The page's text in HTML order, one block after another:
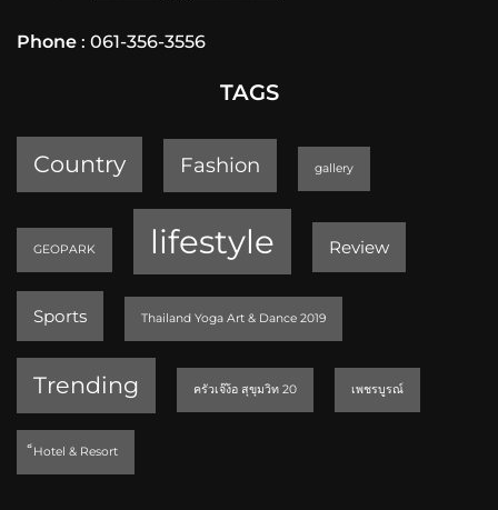
Phone : 061-356-3556
TAGS
Country Fashion gallery
GEOPARK lifestyle Review
Sports Thailand Yoga Art & Dance 2019
Trending ครัวเจ๊ง้อ สุขุมวิท 20 เพชรบูรณ์
็Hotel & Resort